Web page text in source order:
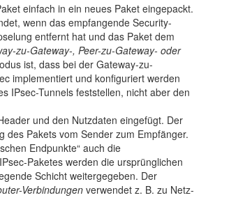
einfach in ein neues Paket eingepackt.
wenn das empfangende Security-
entfernt hat und das Paket dem
zu-Gateway-, Peer-zu-Gateway- oder
ist, dass bei der Gateway-zu-
implementiert und konfiguriert werden
IPsec-Tunnels feststellen, nicht aber den
und den Nutzdaten eingefügt. Der
des Pakets vom Sender zum Empfänger.
Endpunkte“ auch die
Paketes werden die ursprünglichen
Schicht weitergegeben. Der
Verbindungen verwendet z. B. zu Netz-